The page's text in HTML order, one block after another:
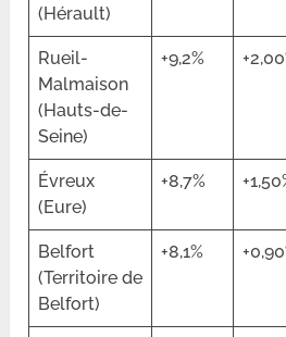
(Hérault)
Rueil-
Malmaison
(Hauts-de-
Seine)
+9,2%
Évreux
(Eure)
+8,7%
Belfort
(Territoire de
Belfort)
+8,1%